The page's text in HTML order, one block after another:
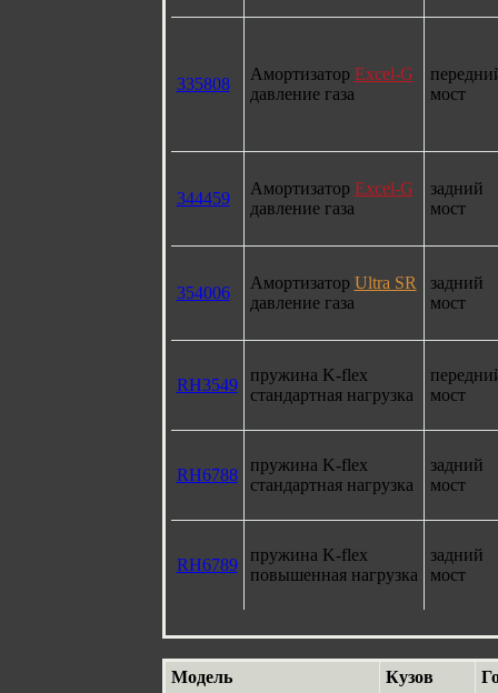
335808
Амортизатор Excel-G
давление газа
мост
344459
Амортизатор Excel-G
давление газа
задний
мост
354006
Амортизатор Ultra SR
давление газа
задний
мост
RH3549
пружина K-flex
стандартная нагрузка
мост
RH6788
пружина K-flex
стандартная нагрузка
задний
мост
RH6789
пружина K-flex
повышенная нагрузка
задний
мост
Модель Кузов